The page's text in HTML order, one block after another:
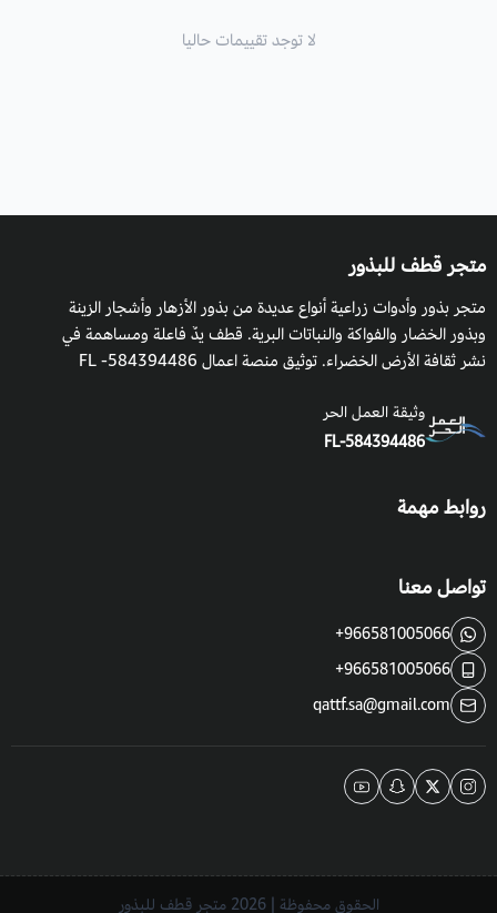
لا توجد تقييمات حاليا
متجر قطف للبذور
متجر بذور وأدوات زراعية أنواع عديدة من بذور الأزهار وأشجار الزينة
وبذور الخضار والفواكة والنباتات البرية. قطف يدٌ فاعلة ومساهمة في
نشر ثقافة الأرض الخضراء. توثيق منصة اعمال 584394486- FL
وثيقة العمل الحر
FL-584394486
روابط مهمة
تواصل معنا
+966581005066
+966581005066
qattf.sa@gmail.com
الحقوق محفوظة | 2026 متجر قطف للبذور